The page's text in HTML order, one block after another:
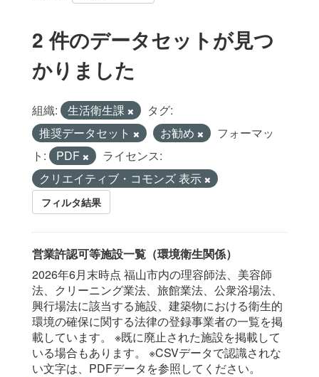
2 件のデータセットが見つ
かりました
組織: 生活衛生課
タグ:
推奨データセット
お勧め
フォーマッ
ト:
PDF
ライセンス:
クリエイティブ・コモンズ 表示
フィルタ結果
営業許認可等施設一覧（環境衛生関係）
2026年6月末時点 福山市内の理容師法、美容師
法、クリーニング業法、旅館業法、公衆浴場法、
興行場法に該当する施設、建築物における衛生的
環境の確保に関する法律の登録事業者の一覧を掲
載しています。 ※既に廃止された施設を掲載して
いる場合もあります。 ※CSVデータで認識されな
い文字は、PDFデータを参照してください。